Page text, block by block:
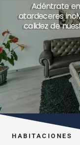
Adéntrate
atardeceres
calidez de
HABITACIONES